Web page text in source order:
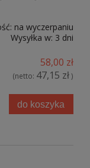
na wyczerpaniu
Wysyłka w: 3 dni
58,00 zł
(netto: 47,15 zł)
do koszyka